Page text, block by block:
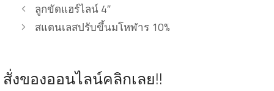
ลูกขัดแฮร์ไลน์ 4″
สแตนเลสปรับขึ้นมโหฬาร 10%
สั่งของออนไลน์คลิกเลย!!